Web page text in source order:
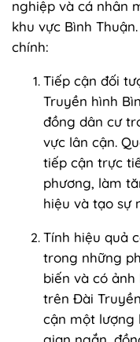
nghiệp và cá nhân
khu vực Bình
chính:
Tiếp cận đối
Truyền hình
đồng dân cư
vực lân cận.
tiếp cận trực
phương, làm
hiệu và tạo sự
Tính hiệu quả
trong những
biến và có
trên Đài
cận một lượng